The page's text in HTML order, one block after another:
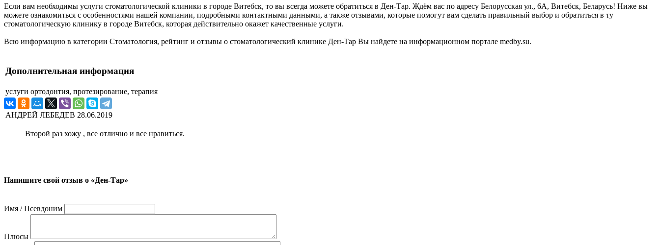
Если вам необходимы услуги стоматологической клиники в городе Витебск, то вы всегда можете обратиться в Ден-Тар. Ждём вас по адресу Белорусская ул., 6А, Витебск, Беларусь! Ниже вы
можете ознакомиться с особенностями нашей компании, подробными контактными данными, а также отзывами, которые помогут вам сделать правильный выбор и обратиться в ту
стоматологическую клинику в городе Витебск, которая действительно окажет качественные услуги.
Всю информацию в категории Стоматология, рейтинг и отзывы о стоматологический клинике Ден-Тар Вы найдете на информационном портале medby.su.
Дополнительная информация
услуги ортодонтия, протезирование, терапия
АНДРЕЙ ЛЕБЕДЕВ 28.06.2019
Второй раз хожу , все отлично и все нравиться.
Напишите свой отзыв о «Ден-Тар»
Имя / Псевдоним
Плюсы